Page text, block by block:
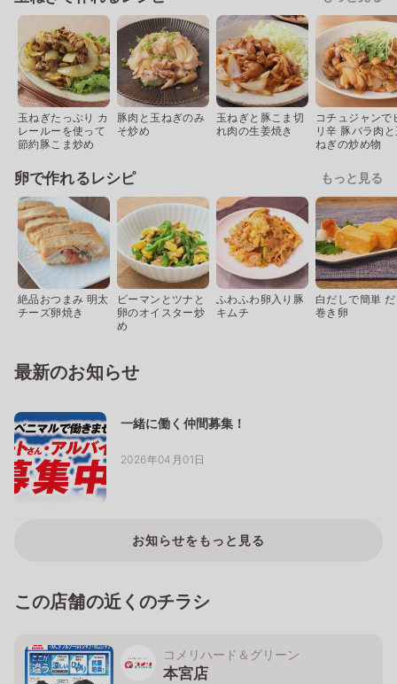
玉ねぎたっぷり カ
レールーを使って
節約豚こま炒め
豚肉と玉ねぎのみ
そ炒め
玉ねぎと豚こま切
れ肉の生姜焼き
コチュジャンで
リ辛 豚バラ肉
ねぎの炒め物
卵で作れるレシピ もっと見る
絶品おつまみ 明太
チーズ卵焼き
ピーマンとツナと
卵のオイスター炒
め
ふわふわ卵入り豚
キムチ
白だしで簡単
巻き卵
最新のお知らせ
一緒に働く仲間募集！
2026年04月01日
お知らせをもっと見る
この店舗の近くのチラシ
コメリハード＆グリーン
本宮店